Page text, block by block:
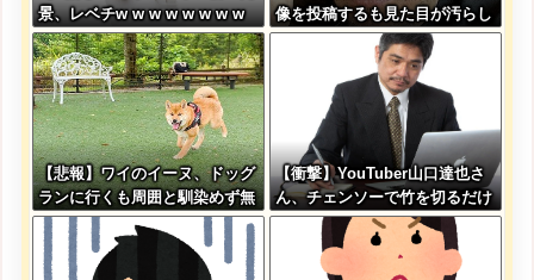
景、レベチw w w w w w w w
w w w
像を投稿するも見た目が汚らし
いとネットの女性たちから批
【悲報】ワイのイーヌ、ドッグ
ランに行くも周囲と馴染めず無
言の帰宅
【衝撃】YouTuber山口達也さ
ん、チェンソーで竹を切るだけ
で600万再生を突破してしまう
←正直、こう言うのでいいんだ
よなw w w w w w w w